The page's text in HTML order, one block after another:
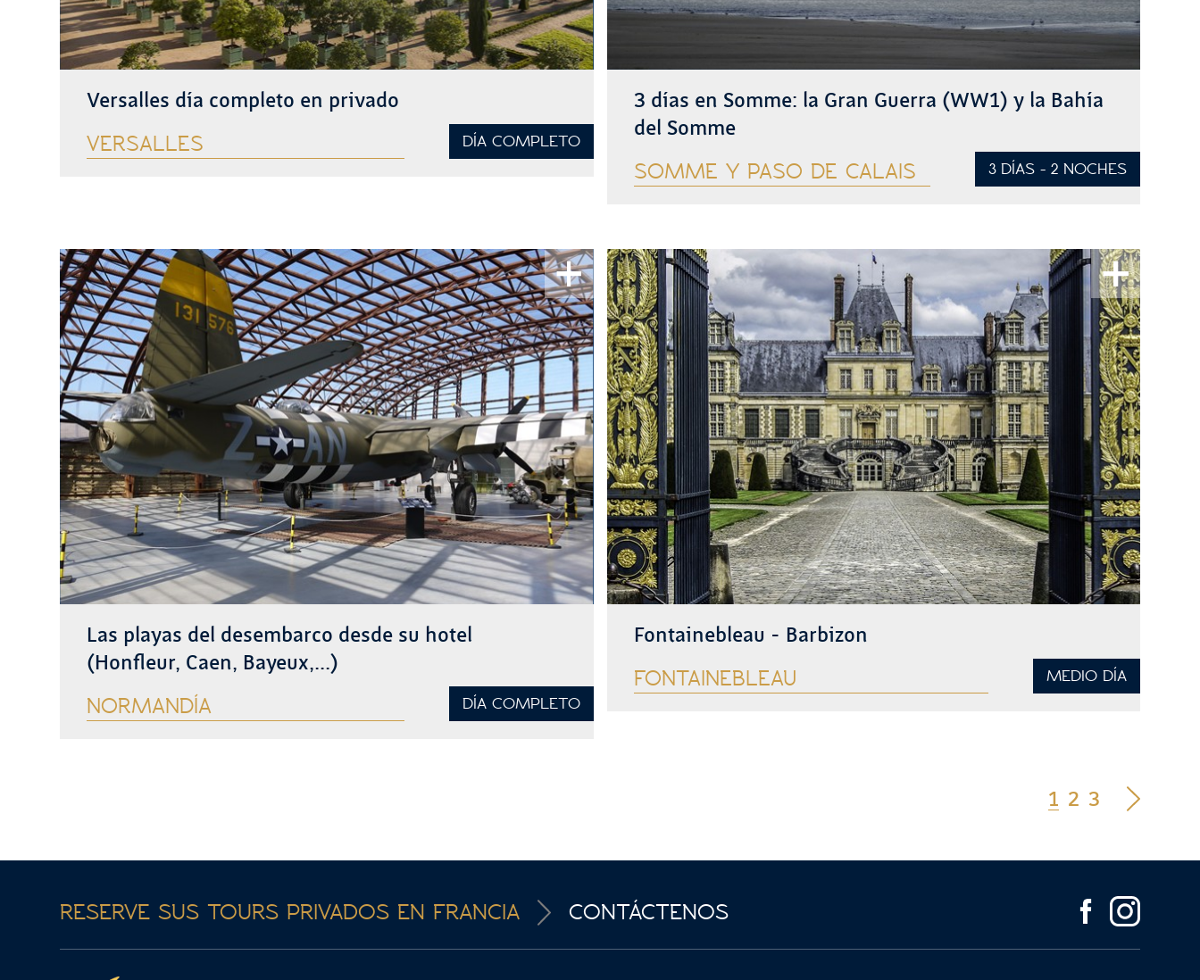
Versalles día completo en privado
VERSALLES DÍA COMPLETO
3 días en Somme: la Gran Guerra (WW1) y la Bahía
del Somme
SOMME Y PASO DE CALAIS 3 DÍAS - 2 NOCHES
Las playas del desembarco desde su hotel
(Honfleur, Caen, Bayeux,...)
NORMANDÍA DÍA COMPLETO
Fontainebleau - Barbizon
FONTAINEBLEAU MEDIO DÍA
1 2 3
RESERVE SUS TOURS PRIVADOS EN FRANCIA CONTÁCTENOS